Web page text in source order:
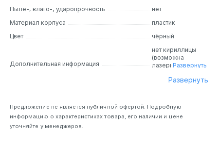
Пыле-, влаго-, ударопрочность
нет
Материал корпуса
пластик
Цвет
чёрный
Дополнительная информация
нет кириллицы
(возможна
лазернаяРазвернуть
Развернуть
Предложение не является публичной офертой. Подробную
информацию о характеристиках товара, его наличии и цене
уточняйте у менеджеров.